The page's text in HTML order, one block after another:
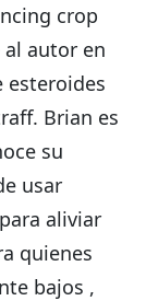
crop
autor en
esteroides
Brian es
su
usar
aliviar
quienes
bajos ,